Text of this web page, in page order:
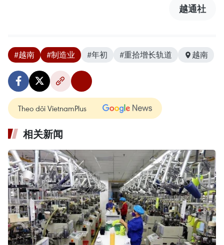
越通社
#越南 #制造业 #年初 #重拾增长轨道 越南
Theo dõi VietnamPlus
相关新闻